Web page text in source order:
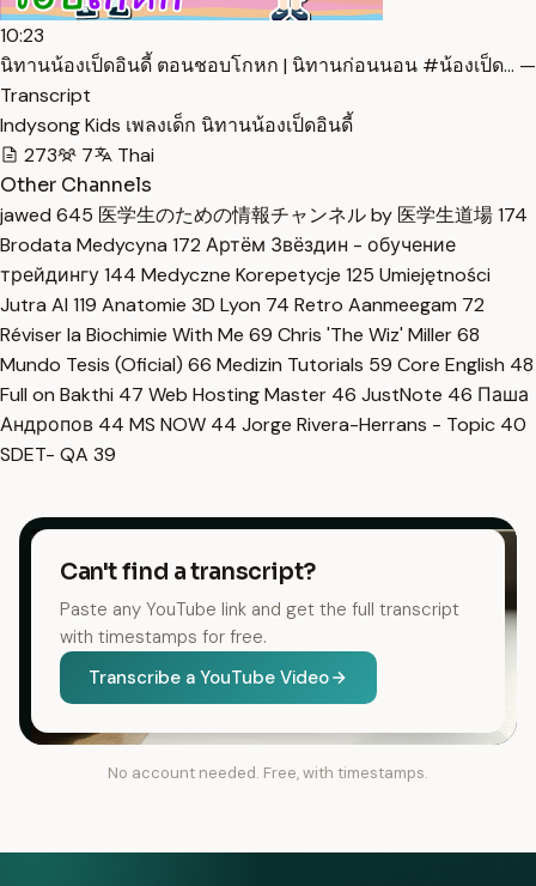
10:23
นิทานน้องเป็ดอินดี้ ตอนชอบโกหก | นิทานก่อนนอน #น้องเป็ด… —
Transcript
Indysong Kids เพลงเด็ก นิทานน้องเป็ดอินดี้
273
7
Thai
Other Channels
jawed 645 医学生のための情報チャンネル by 医学生道場174
Brodata Medycyna 172 Артём Звёздин - обучение
трейдингу144 Medyczne Korepetycje 125 Umiejętności
Jutra AI 119 Anatomie 3D Lyon 74 Retro Aanmeegam 72
Réviser la Biochimie With Me 69 Chris 'The Wiz' Miller68
Mundo Tesis (Oficial) 66 Medizin Tutorials 59 Core English 48
Full on Bakthi 47 Web Hosting Master 46 JustNote 46 Паша
Андропов 44 MS NOW 44 Jorge Rivera-Herrans - Topic 40
SDET- QA 39
Can't find a transcript?
Paste any YouTube link and get the full transcript
with timestamps for free.
Transcribe a YouTube Video
No account needed. Free, with timestamps.